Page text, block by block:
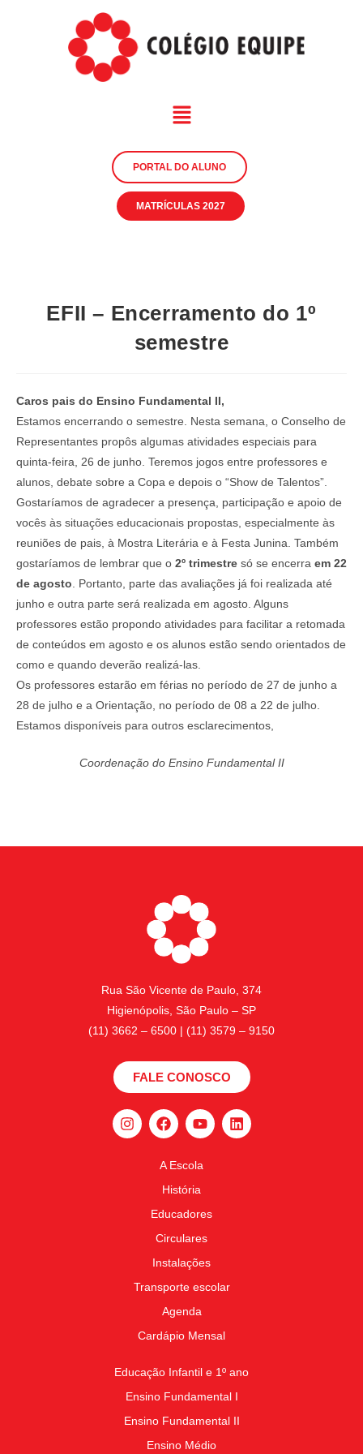
PORTAL DO ALUNO
MATRÍCULAS 2027
EFII – Encerramento do 1º
semestre
Caros pais do Ensino Fundamental II,
Estamos encerrando o semestre. Nesta semana, o Conselho de
Representantes propôs algumas atividades especiais para
quinta-feira, 26 de junho. Teremos jogos entre professores e
alunos, debate sobre a Copa e depois o “Show de Talentos”.
Gostaríamos de agradecer a presença, participação e apoio de
vocês às situações educacionais propostas, especialmente às
reuniões de pais, à Mostra Literária e à Festa Junina. Também
gostaríamos de lembrar que o 2º trimestre só se encerra em 22
de agosto . Portanto, parte das avaliações já foi realizada até
junho e outra parte será realizada em agosto. Alguns
professores estão propondo atividades para facilitar a retomada
de conteúdos em agosto e os alunos estão sendo orientados de
como e quando deverão realizá-las.
Os professores estarão em férias no período de 27 de junho a
28 de julho e a Orientação, no período de 08 a 22 de julho.
Estamos disponíveis para outros esclarecimentos,
Coordenação do Ensino Fundamental II
Rua São Vicente de Paulo, 374
Higienópolis, São Paulo – SP
(11) 3662 – 6500 | (11) 3579 – 9150
FALE CONOSCO
A Escola
História
Educadores
Circulares
Instalações
Transporte escolar
Agenda
Cardápio Mensal
Educação Infantil e 1º ano
Ensino Fundamental I
Ensino Fundamental II
Ensino Médio